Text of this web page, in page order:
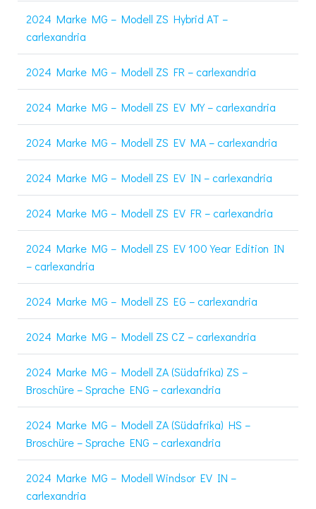
2024 Marke MG – Modell ZS Hybrid AT –
carlexandria
2024 Marke MG – Modell ZS FR – carlexandria
2024 Marke MG – Modell ZS EV MY – carlexandria
2024 Marke MG – Modell ZS EV MA – carlexandria
2024 Marke MG – Modell ZS EV IN – carlexandria
2024 Marke MG – Modell ZS EV FR – carlexandria
2024 Marke MG – Modell ZS EV 100 Year Edition IN
– carlexandria
2024 Marke MG – Modell ZS EG – carlexandria
2024 Marke MG – Modell ZS CZ – carlexandria
2024 Marke MG – Modell ZA (Südafrika) ZS –
Broschüre – Sprache ENG – carlexandria
2024 Marke MG – Modell ZA (Südafrika) HS –
Broschüre – Sprache ENG – carlexandria
2024 Marke MG – Modell Windsor EV IN –
carlexandria